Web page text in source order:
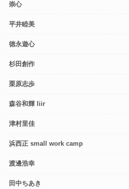
崇心
平井睦美
徳永遊心
杉田創作
栗原志歩
森谷和輝 liir
津村里佳
浜西正 small work camp
渡邊浩幸
田中ちあき